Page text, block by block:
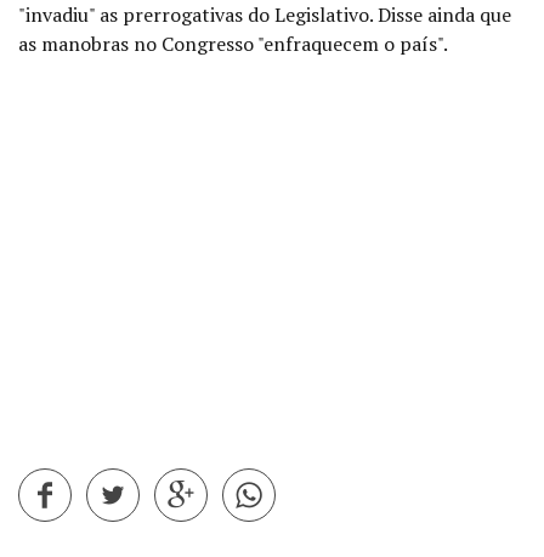
"invadiu" as prerrogativas do Legislativo. Disse ainda que
as manobras no Congresso "enfraquecem o país".